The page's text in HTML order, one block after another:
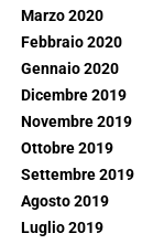
Marzo 2020
Febbraio 2020
Gennaio 2020
Dicembre 2019
Novembre 2019
Ottobre 2019
Settembre 2019
Agosto 2019
Luglio 2019